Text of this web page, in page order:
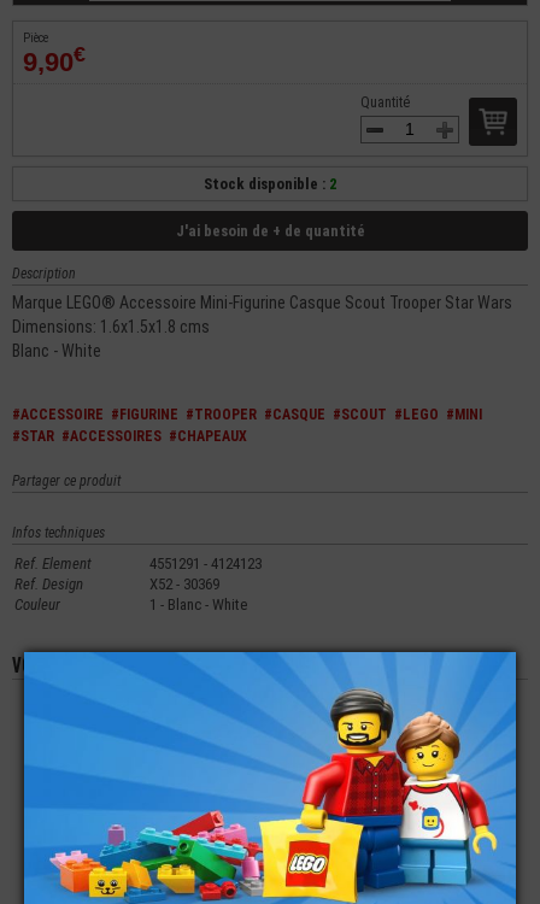
Pièce
9,90€
Quantité
Stock disponible : 2
J'ai besoin de + de quantité
Description
Marque LEGO® Accessoire Mini-Figurine Casque Scout Trooper Star Wars
Dimensions: 1.6x1.5x1.8 cms
Blanc - White
#ACCESSOIRE #FIGURINE #TROOPER #CASQUE #SCOUT #LEGO #MINI
#STAR #ACCESSOIRES #CHAPEAUX
Partager ce produit
Infos techniques
Ref. Element
4551291 - 4124123
Ref. Design
X52 - 30369
Couleur
1 - Blanc - White
Vous aimerez aussi les produits suivants
LEGO® PLATE LISSE
RONDE 2X2 IMPRIMÉE
CODE BARRE SUPER
MARIO
3,99€
LEGO® MINI-
FIGURINE FRIENDS
DONNA -
VÉTÉRINAIRE
7,00€
LEGO® PLATE LISSE
2X2 IMPRIMÉE CODE
BARRE SUPER MARIO
1,99€